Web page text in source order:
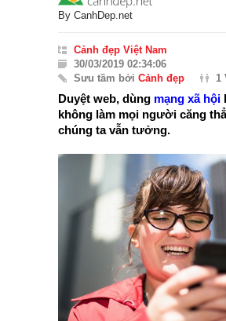
By CanhDep.net
Cảnh đẹp Việt Nam
30/03/2019 02:34:06
Sưu tầm bởi Cảnh đẹp 1
Duyệt web, dùng mạng xã hội
không làm mọi người căng
chúng ta vẫn tưởng.